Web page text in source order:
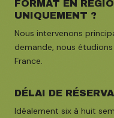
FORMAT EN
UNIQUEMENT ?
Nous intervenons
demande, nous
France.
DÉLAI DE
Idéalement six à huit